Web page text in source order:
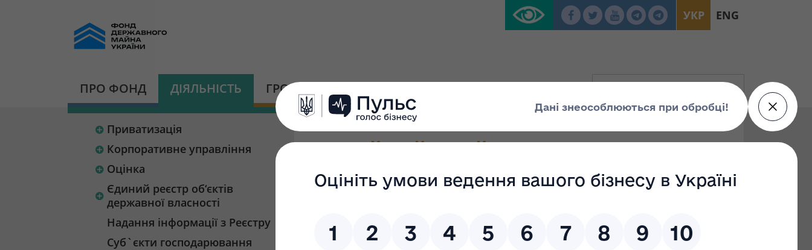
УКР ENG
ПРО ФОНД ДІЯЛЬНІСТЬ ГРОМАДСЬКА ПЛАТФОРМА
Приватизація
Корпоративне управління
Оцінка
Єдиний реєстр об‘єктів
державної власності
Надання інформації з Реєстру
Суб`єкти господарювання
Єдиний майновий комплекс державного
підприємства "Ліктрави"
Група: